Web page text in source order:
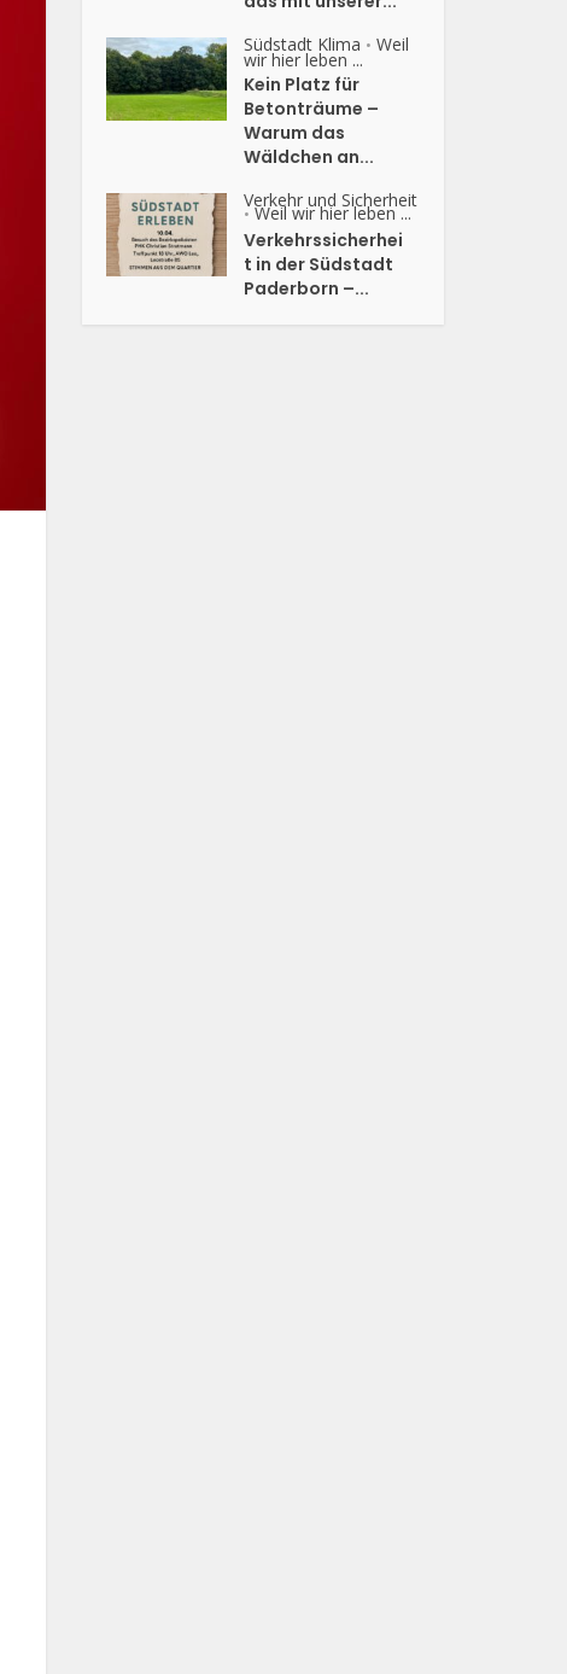
Südstadt Klima • Weil
wir hier leben ...
Kein Platz für
Betonträume –
Warum das
Wäldchen an...
Verkehr und Sicherheit
• Weil wir hier leben ...
Verkehrssicherhei
t in der Südstadt
Paderborn –...